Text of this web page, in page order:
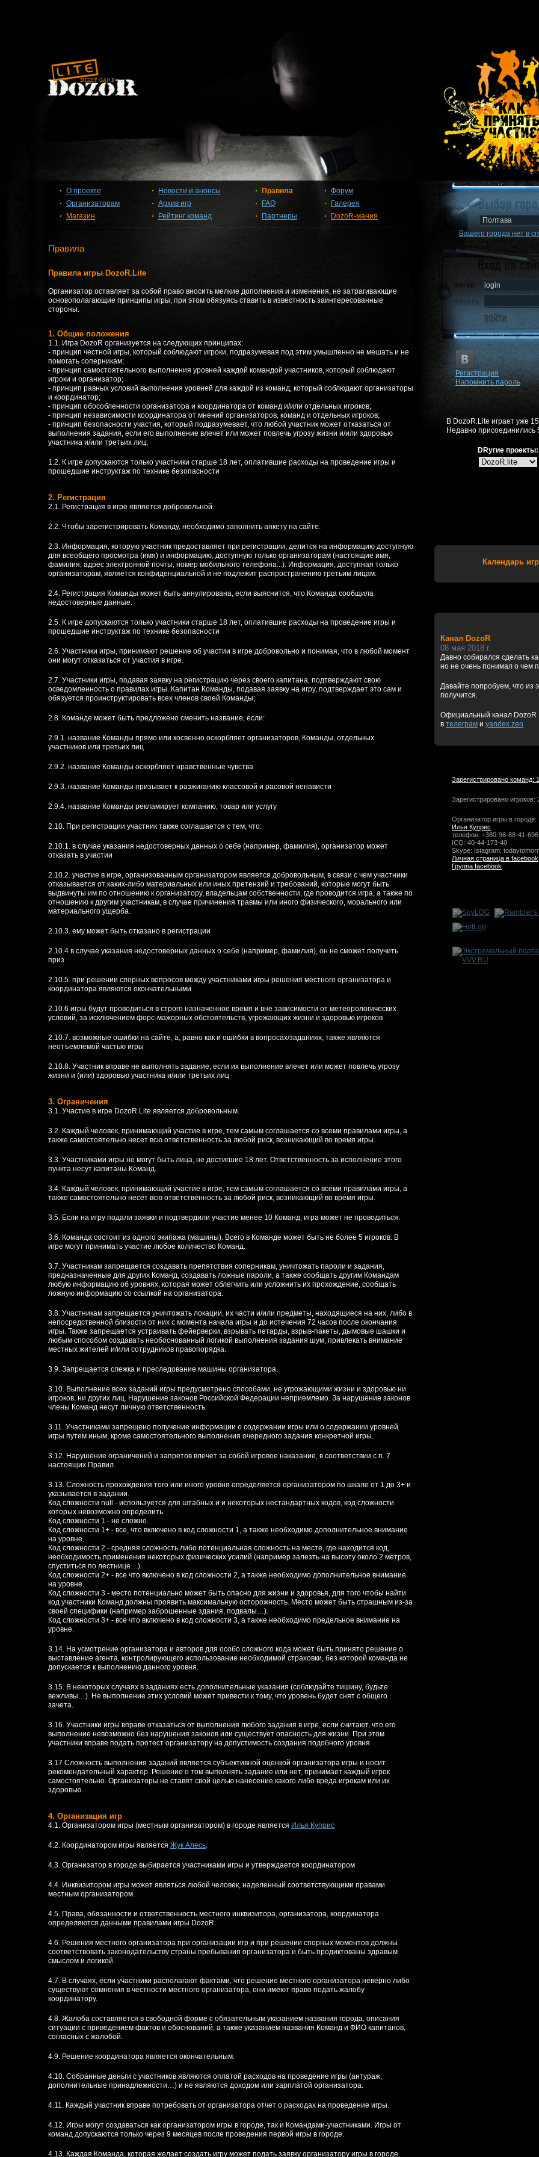
О проекте
Организаторам
Магазин
Новости и анонсы
Архив игр
Рейтинг команд
Правила
FAQ
Партнеры
Форум
Галерея
DozoR-мания
Правила
Правила игры DozoR.Lite
Организатор оставляет за собой право вносить мелкие дополнения и изменения, не затрагивающие
основополагающие принципы игры, при этом обязуясь ставить в известность заинтересованные
стороны.
1. Общие положения
1.1. Игра DozoR организуется на следующих принципах:
- принцип честной игры, который соблюдают игроки, подразумевая под этим умышленно не мешать и не
помогать соперникам;
- принцип самостоятельного выполнения уровней каждой командой участников, который соблюдают
игроки и организатор;
- принцип равных условий выполнения уровней для каждой из команд, который соблюдают организаторы
и координатор;
- принцип обособленности организатора и координатора от команд и/или отдельных игроков;
- принцип независимости координатора от мнений организаторов, команд и отдельных игроков;
- принцип безопасности участия, который подразумевает, что любой участник может отказаться от
выполнения задания, если его выполнение влечет или может повлечь угрозу жизни и/или здоровью
участника и/или третьих лиц;
1.2. К игре допускаются только участники старше 18 лет, оплатившие расходы на проведение игры и
прошедшие инструктаж по технике безопасности
2. Регистрация
2.1. Регистрация в игре является добровольной.
2.2. Чтобы зарегистрировать Команду, необходимо заполнить анкету на сайте.
2.3. Информация, которую участник предоставляет при регистрации, делится на информацию доступную
для всеобщего просмотра (имя) и информацию, доступную только организаторам (настоящие имя,
фамилия, адрес электронной почты, номер мобильного телефона...). Информация, доступная только
организаторам, является конфиденциальной и не подлежит распространению третьим лицам.
2.4. Регистрация Команды может быть аннулирована, если выяснится, что Команда сообщила
недостоверные данные.
2.5. К игре допускаются только участники старше 18 лет, оплатившие расходы на проведение игры и
прошедшие инструктаж по технике безопасности
2.6. Участники игры, принимают решение об участии в игре добровольно и понимая, что в любой момент
они могут отказаться от участия в игре.
2.7. Участники игры, подавая заявку на регистрацию через своего капитана, подтверждают свою
осведомленность о правилах игры. Капитан Команды, подавая заявку на игру, подтверждает это сам и
обязуется проинструктировать всех членов своей Команды;
2.8. Команде может быть предложено сменить название, если:
2.9.1. название Команды прямо или косвенно оскорбляет организаторов, Команды, отдельных
участников или третьих лиц
2.9.2. название Команды оскорбляет нравственные чувства
2.9.3. название Команды призывает к разжиганию классовой и расовой ненависти
2.9.4. название Команды рекламирует компанию, товар или услугу
2.10. При регистрации участник также соглашается с тем, что:
2.10.1. в случае указания недостоверных данных о себе (например, фамилия), организатор может
отказать в участии
2.10.2. участие в игре, организованным организатором является добровольным, в связи с чем участники
отказывается от каких-либо материальных или иных претензий и требований, которые могут быть
выдвинуты им по отношению к организатору, владельцам собственности, где проводится игра, а также по
отношению к другим участникам, в случае причинения травмы или иного физического, морального или
материального ущерба.
2.10.3. ему может быть отказано в регистрации
2.10.4 в случае указания недостоверных данных о себе (например, фамилия), он не сможет получить
приз
2.10.5. при решении спорных вопросов между участниками игры решения местного организатора и
координатора являются окончательными
2.10.6 игры будут проводиться в строго назначенное время и вне зависимости от метеорологических
условий, за исключением форс-мажорных обстоятельств, угрожающих жизни и здоровью игроков
2.10.7. возможные ошибки на сайте, а, равно как и ошибки в вопросах/заданиях, также являются
неотъемлемой частью игры
2.10.8. Участник вправе не выполнять задание, если их выполнение влечет или может повлечь угрозу
жизни и (или) здоровью участника и/или третьих лиц
3. Ограничения
3.1. Участие в игре DozoR.Lite является добровольным.
3.2. Каждый человек, принимающий участие в игре, тем самым соглашается со всеми правилами игры, а
также самостоятельно несет всю ответственность за любой риск, возникающий во время игры.
3.3. Участниками игры не могут быть лица, не достигшие 18 лет. Ответственность за исполнение этого
пункта несут капитаны Команд.
3.4. Каждый человек, принимающий участие в игре, тем самым соглашается со всеми правилами игры, а
также самостоятельно несет всю ответственность за любой риск, возникающий во время игры.
3.5. Если на игру подали заявки и подтвердили участие менее 10 Команд, игра может не проводиться.
3.6. Команда состоит из одного экипажа (машины). Всего в Команде может быть не более 5 игроков. В
игре могут принимать участие любое количество Команд.
3.7. Участникам запрещается создавать препятствия соперникам, уничтожать пароли и задания,
предназначенные для других Команд, создавать ложные пароли, а также сообщать другим Командам
любую информацию об уровнях, которая может облегчить или усложнить их прохождение, сообщать
ложную информацию со ссылкой на организатора.
3.8. Участникам запрещается уничтожать локации, их части и/или предметы, находящиеся на них, либо в
непосредственной близости от них с момента начала игры и до истечения 72 часов после окончания
игры. Также запрещается устраивать фейерверки, взрывать петарды, взрыв-пакеты, дымовые шашки и
любым способом создавать необоснованный логикой выполнения задания шум, привлекать внимание
местных жителей и/или сотрудников правопорядка.
3.9. Запрещается слежка и преследование машины организатора.
3.10. Выполнение всех заданий игры предусмотрено способами, не угрожающими жизни и здоровью ни
игроков, ни других лиц. Нарушение законов Российской Федерации неприемлемо. За нарушение законов
члены Команд несут личную ответственность.
3.11. Участниками запрещено получение информации о содержании игры или о содержании уровней
игры путем иным, кроме самостоятельного выполнения очередного задания конкретной игры.
3.12. Нарушение ограничений и запретов влечет за собой игровое наказание, в соответствии с п. 7
настоящих Правил.
3.13. Сложность прохождения того или иного уровня определяется организатором по шкале от 1 до 3+ и
указывается в задании.
Код сложности null - используется для штабных и и некоторых нестандартных кодов, код сложности
которых невозможно определить.
Код сложности 1 - не сложно.
Код сложности 1+ - все, что включено в код сложности 1, а также необходимо дополнительное внимание
на уровне.
Код сложности 2 - средняя сложность либо потенциальная сложность на месте, где находится код,
необходимость применения некоторых физических усилий (например залезть на высоту около 2 метров,
спуститься по лестнице…).
Код сложности 2+ - все что включено в код сложности 2, а также необходимо дополнительное внимание
на уровне.
Код сложности 3 - место потенциально может быть опасно для жизни и здоровья, для того чтобы найти
код участники Команд должны проявить максимальную осторожность. Место может быть страшным из-за
своей специфики (например заброшенные здания, подвалы…).
Код сложности 3+ - все что включено в код сложности 3, а также необходимо предельное внимание на
уровне.
3.14. На усмотрение организатора и авторов для особо сложного кода может быть принято решение о
выставление агента, контролирующего использование необходимой страховки, без которой команда не
допускается к выполнению данного уровня.
3.15. В некоторых случаях в заданиях есть дополнительные указания (соблюдайте тишину, будьте
вежливы…). Не выполнение этих условий может привести к тому, что уровень будет снят с общего
зачета.
3.16. Участники игры вправе отказаться от выполнения любого задания в игре, если считают, что его
выполнение невозможно без нарушения законов или существует опасность для жизни. При этом
участники вправе подать протест организатору на допустимость создания подобного уровня.
3.17 Сложность выполнения заданий является субъективной оценкой организатора игры и носит
рекомендательный характер. Решение о том выполнять задание или нет, принимает каждый игрок
самостоятельно. Организаторы не ставят свой целью нанесение какого либо вреда игрокам или их
здоровью.
4. Организация игр
4.1. Организатором игры (местным организатором) в городе является Илья Куприс
4.2. Координатором игры является Жук Алеcь.
4.3. Организатор в городе выбирается участниками игры и утверждается координатором
4.4. Инквизитором игры может являться любой человек, наделенный соответствующими правами
местным организатором.
4.5. Права, обязанности и ответственность местного инквизитора, организатора, координатора
определяются данными правилами игры DozoR.
4.6. Решения местного организатора при организации игр и при решении спорных моментов должны
соответствовать законодательству страны пребывания организатора и быть продиктованы здравым
смыслом и логикой.
4.7. В случаях, если участники располагают фактами, что решение местного организатора неверно либо
существуют сомнения в честности местного организатора, они имеют право подать жалобу
координатору.
4.8. Жалоба составляется в свободной форме с обязательным указанием названия города, описания
ситуации с приведением фактов и обоснований, а также указанием названия Команд и ФИО капитанов,
согласных с жалобой.
4.9. Решение координатора является окончательным.
4.10. Собранные деньги с участников являются оплатой расходов на проведение игры (антураж,
дополнительные принадлежности…) и не являются доходом или зарплатой организатора.
4.11. Каждый участник вправе потребовать от организатора отчет о расходах на проведение игры.
4.12. Игры могут создаваться как организатором игры в городе, так и Командами-участниками. Игры от
команд допускаются только через 9 месяцев после проведения первой игры в городе.
4.13. Каждая Команда, которая желает создать игру может подать заявку организатору игры в городе.
Вашего города нет в
Регистрация
Напомнить пароль
В DozoR.Lite играет уже
Недавно присоединились
DRугие проекты:
Календарь игр
Канал DozoR
08 мая 2018 г.
Давно собирался сделать
но не очень понимал о чем
Давайте попробуем, что из
получится.
Официальный канал DozoR
в телеграм и yandex.zen
Зарегистрировано команд:
Зарегистрировано игроков:
Организатор игры в городе:
Илья Куприс
телефон: +380-96-88-41-696
ICQ: 40-44-173-40
Skype: Istagram:
Личная страница в facebook
Группа facebook